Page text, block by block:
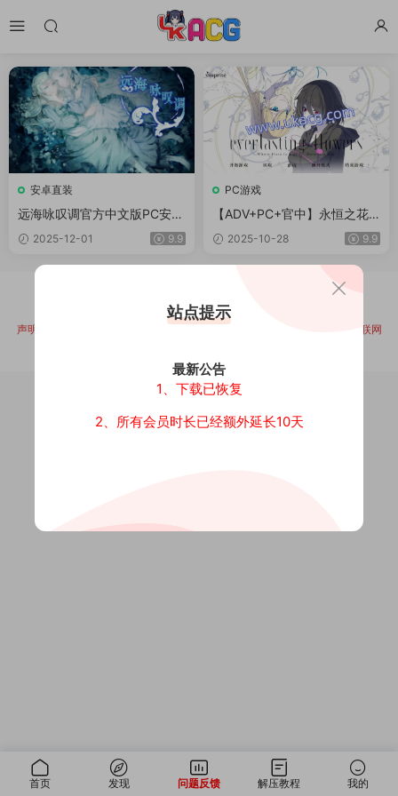
安卓直装
远海咏叹调官方中文版PC安卓
全年龄百合AVG游戏下载
2025-12-01 9.9
PC游戏
【ADV+PC+官中】永恒之花(E
verlasting Flowers)
2025-10-28 9.9
DMCA / Report Contact：ukacg@outlook.com
声明:本站从未参与资源储存、上传、录制或压制服务，所有内容均来自互联网
首页 发现 问题反馈 解压教程 我的
站点提示
最新公告
1、下载已恢复
2、所有会员时长已经额外延长10天